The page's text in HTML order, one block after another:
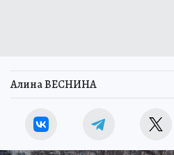
Алина ВЕСНИНА